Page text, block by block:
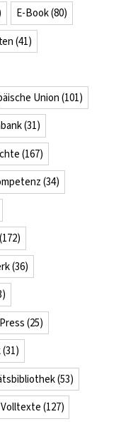
E-Book(80)
(41)
Union(101)
(31)
(167)
(34)
(172)
(36)
(25)
(31)
(53)
Volltexte (127)